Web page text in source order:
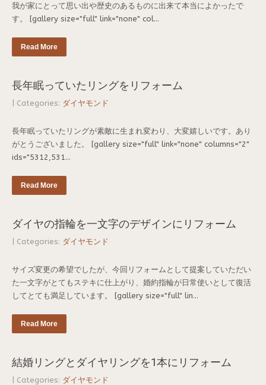
我が家にとって思い出や歴史のあるものに出来て本当によかったで
す。 [gallery size="full" link="none" col...
Read More
長年眠っていたリングをリフォーム
| Categories: ダイヤモンド
長年眠っていたリングが素敵に生まれ変わり、大変嬉しいです。あり
がとうございました。 [gallery size="full" link="none" columns="2"
ids="5312,531...
Read More
ダイヤの指輪を一文字のデザインにリフォーム
| Categories: ダイヤモンド
サイズ変更の希望でしたが、今回リフォームとして提案していただい
た一文字がとてもステキに仕上がり、婚約指輪が日常使いとして復活
してとても満足しています。 [gallery size="full" lin...
Read More
結婚リングとダイヤリングを1本にリフォーム
| Categories: ダイヤモンド